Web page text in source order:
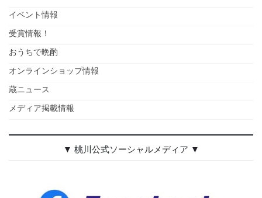
イベント情報
受賞情報！
おうちで晩酌
オンラインショップ情報
蔵ニュース
メディア掲載情報
▼ 桃川公式ソーシャルメディア ▼